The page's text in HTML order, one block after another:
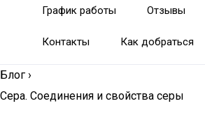
График работы Отзывы
Контакты Как добраться
Блог ›
Сера. Соединения и свойства серы